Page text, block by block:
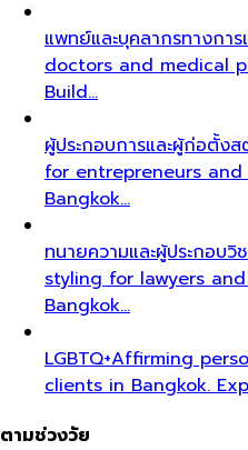
แพทย์และบุคลากรทางกา
doctors and medical
Build…
ผู้ประกอบการและผู้ก่อตั้ง
for entrepreneurs
Bangkok…
ทนายความและผู้ประกอบ
styling for lawyers
Bangkok…
LGBTQ+Affirming
clients in Bangkok.
ตามช่วงวัย